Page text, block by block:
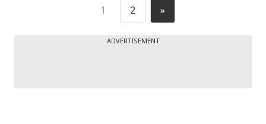
1 2 »
ADVERTISEMENT